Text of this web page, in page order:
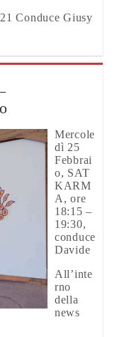
Conduce Giusy
Mercole
dì 25
Febbrai
o, SAT
KARM
A, ore
18:15 –
19:30,
conduce
Davide
All’inte
rno
della
news